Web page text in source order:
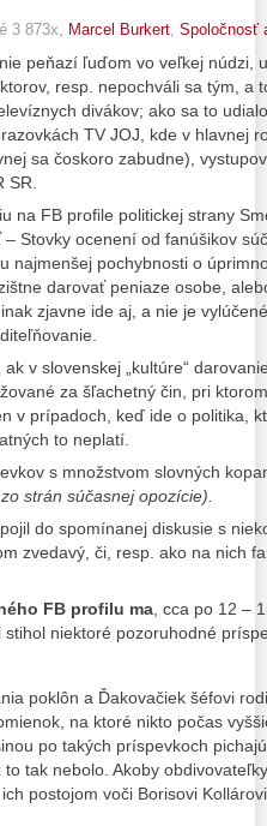
3 873x, Marcel Burkert Spoločnosť
peňazí ľuďom vo veľkej núdzi,
resp. nepochváli sa tým, a
divákov; ako sa to
TV JOJ, kde v hlavnej
sa čoskoro zabudne),
SR.
na FB profile politickej strany
Stovky ocenení od fanúšikov
najmenšej pochybnosti o
darovať peniaze osobe,
zjavne ide aj, a nie je
v slovenskej „kultúre“
za šľachetný čin, pri
v prípadoch, keď ide o politika,
to neplatí.
s množstvom slovných
strán súčasnej opozície).
do spomínanej diskusie s
zvedavý, či, resp. ako na nich
FB profilu ma, cca po 12 –
stihol niektoré pozoruhodné
poklôn a Ďakovačiek šéfovi
na ktoré nikto počas
po takých príspevkoch
tak nebolo. Akoby
postojom voči Borisovi